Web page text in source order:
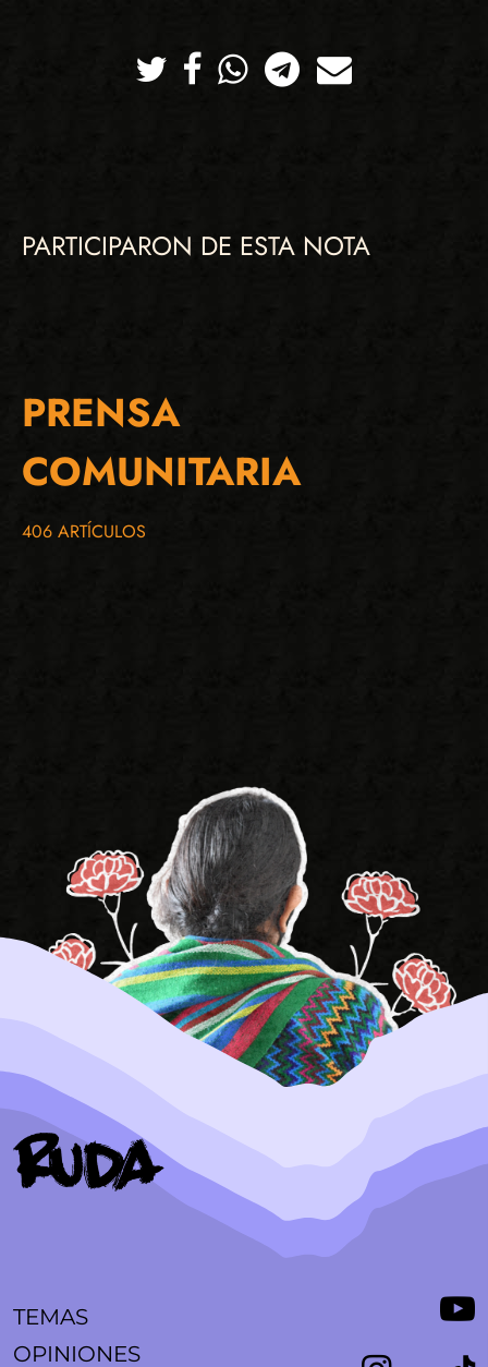
TwitterFacebookWhatsappTelegramCorreo
PARTICIPARON DE ESTA NOTA
PRENSA
COMUNITARIA
406 ARTÍCULOS
TEMAS
OPINIONES